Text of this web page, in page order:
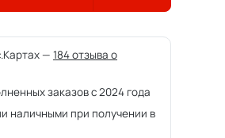
— 184 отзыва о
заказов с 2024 года
наличными при получении в